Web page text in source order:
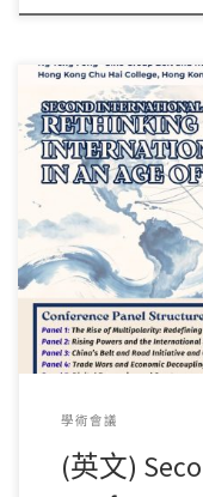
抱歉，此内容僅提供
學術會議
(英文)